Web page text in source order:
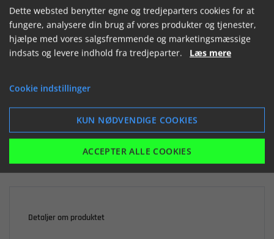
217,65 kr.inkl. moms
Detaljer om produktet
Dette websted benytter egne og tredjeparters cookies for at
fungere, analysere din brug af vores produkter og tjenester,
hjælpe med vores salgsfremmende og marketingsmæssige
indsats og levere indhold fra tredjeparter. Læs mere
Cookie indstillinger
KUN NØDVENDIGE COOKIES
ACCEPTER ALLE COOKIES